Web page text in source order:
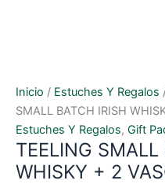
Inicio / Estuches Y Regalos
SMALL BATCH IRISH
Estuches Y Regalos, Gift
TEELING SMALL
WHISKY + 2